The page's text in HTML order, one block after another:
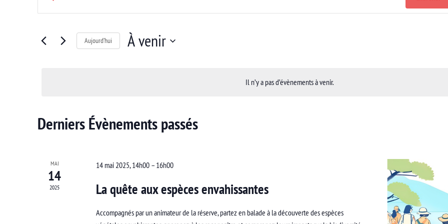
Il n’y a pas d’évènements à venir.
et
navigation
de
Rechercher
Évènements
Aujourd’hui À venir
Derniers Évènements passés
MAI
14
2025
14 mai 2025, 14h00– 16h00
La quête aux espèces envahissantes
Accompagnés par un animateur de la réserve, partez en balade à la découverte des espèces